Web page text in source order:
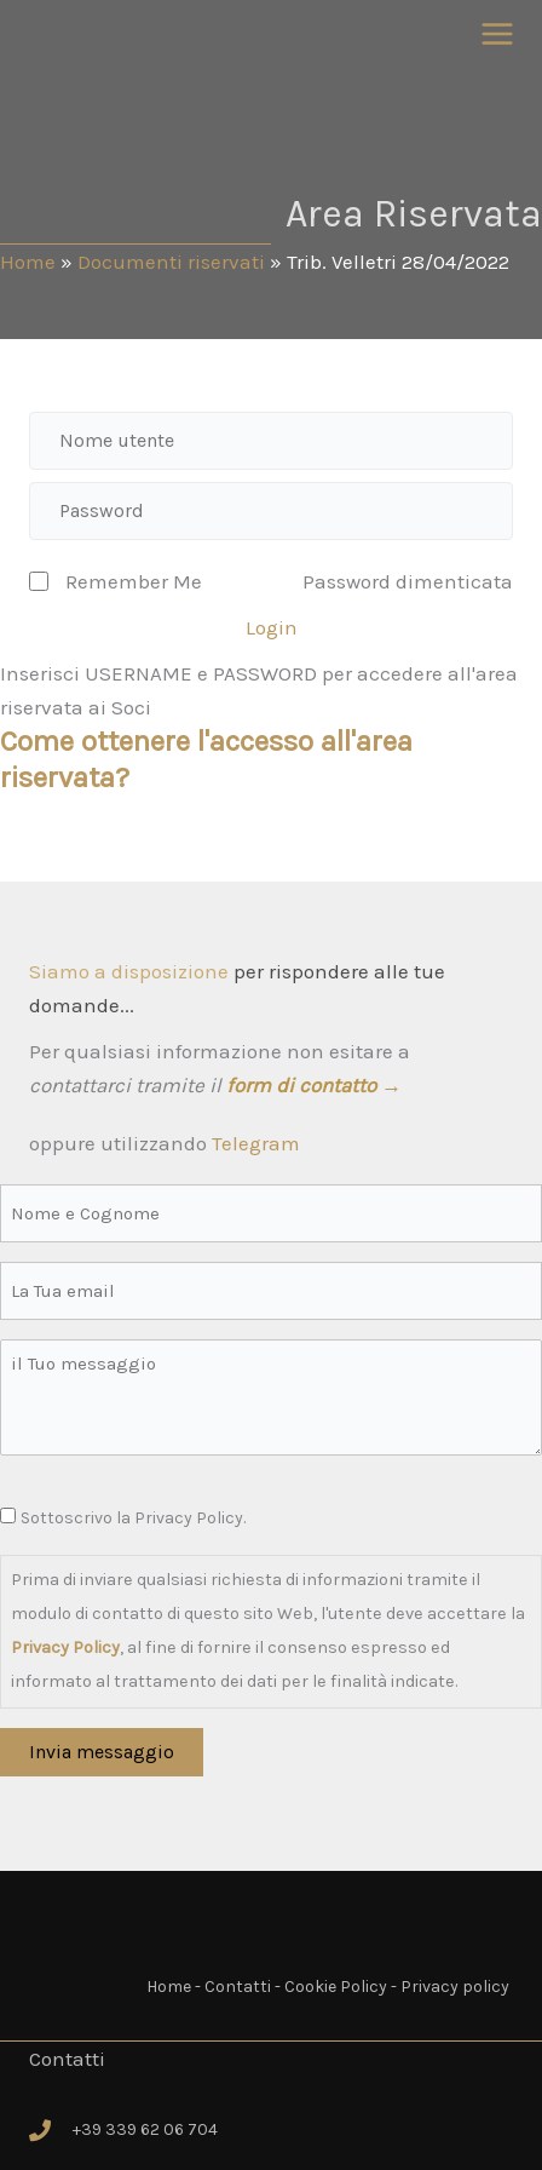
Area Riservata
Home » Documenti riservati » Trib. Velletri 28/04/2022
Password dimenticata
Remember Me
Login
Inserisci USERNAME e PASSWORD per accedere all'area
riservata ai Soci
Come ottenere l'accesso all'area
riservata?
Siamo a disposizione per rispondere alle tue
domande...
Per qualsiasi informazione non esitare a
contattarci tramite il form di contatto→
oppure utilizzando Telegram
Sottoscrivo la Privacy Policy.
Prima di inviare qualsiasi richiesta di informazioni tramite il
modulo di contatto di questo sito Web, l'utente deve accettare la
Privacy Policy, al fine di fornire il consenso espresso ed
informato al trattamento dei dati per le finalità indicate.
Invia messaggio
Home- Contatti - Cookie Policy- Privacy policy
Contatti
+39 339 62 06 704
+39 339 62 06 704